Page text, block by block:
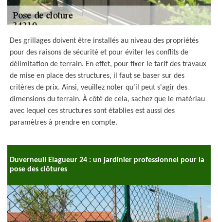
Des grillages doivent être installés au niveau des propriétés
pour des raisons de sécurité et pour éviter les conflits de
délimitation de terrain. En effet, pour fixer le tarif des travaux
de mise en place des structures, il faut se baser sur des
critères de prix. Ainsi, veuillez noter qu'il peut s'agir des
dimensions du terrain. À côté de cela, sachez que le matériau
avec lequel ces structures sont établies est aussi des
paramètres à prendre en compte.
Duverneuil Elagueur 24 : un jardinier professionnel pour la
pose des clôtures